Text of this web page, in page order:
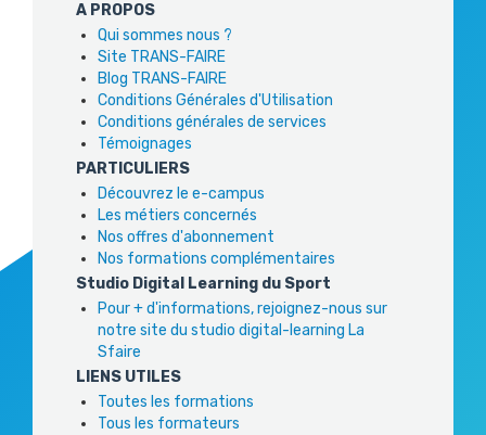
A PROPOS
Qui sommes nous ?
Site TRANS-FAIRE
Blog TRANS-FAIRE
Conditions Générales d'Utilisation
Conditions générales de services
Témoignages
PARTICULIERS
Découvrez le e-campus
Les métiers concernés
Nos offres d'abonnement
Nos formations complémentaires
Studio Digital Learning du Sport
Pour + d'informations, rejoignez-nous sur
notre site du studio digital-learning La
Sfaire
LIENS UTILES
Toutes les formations
Tous les formateurs